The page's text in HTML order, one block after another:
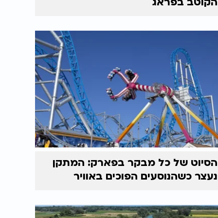
הסיוט של כל מבקר בפארק: המתקן
נעצר כשהנוסעים הפוכים באוויר